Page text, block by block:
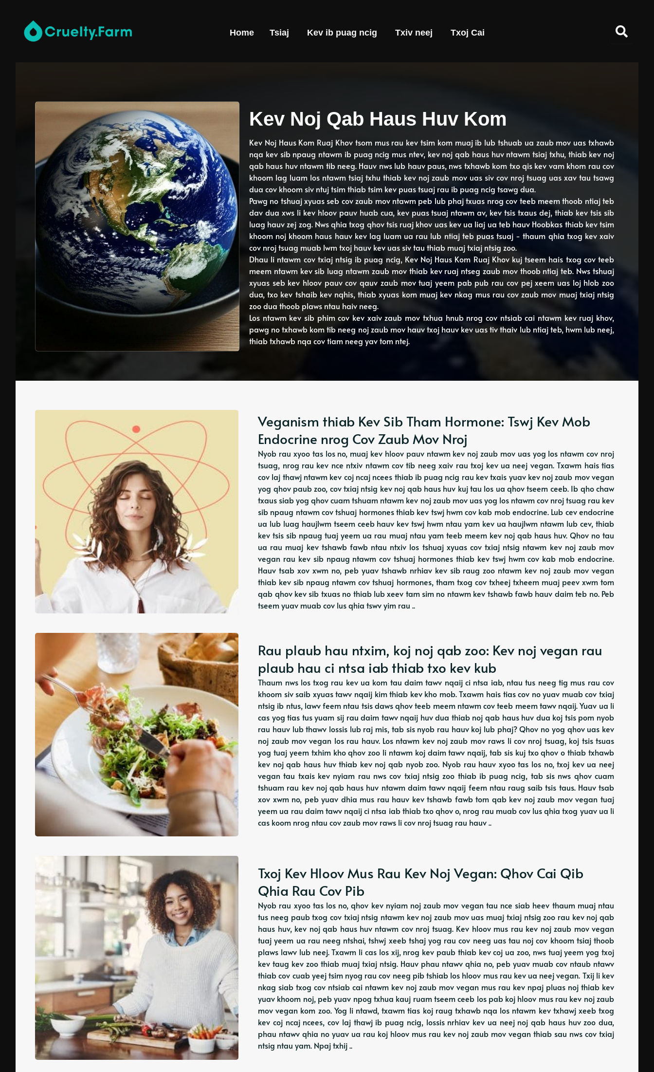
Home Tsiaj Kev ib puag ncig Txiv neej Txoj Cai
Kev Noj Qab Haus Huv Kom
Kev Noj Haus Kom Ruaj Khov tsom mus rau kev tsim kom muaj ib lub tshuab ua zaub mov uas txhawb
nqa kev sib npaug ntawm ib puag ncig mus ntev, kev noj qab haus huv ntawm tsiaj txhu, thiab kev noj
qab haus huv ntawm tib neeg. Hauv nws lub hauv paus, nws txhawb kom txo qis kev vam khom rau cov
khoom lag luam los ntawm tsiaj txhu thiab kev noj zaub mov uas siv cov nroj tsuag uas xav tau tsawg
dua cov khoom siv ntuj tsim thiab tsim kev puas tsuaj rau ib puag ncig tsawg dua.
Pawg no tshuaj xyuas seb cov zaub mov ntawm peb lub phaj txuas nrog cov teeb meem thoob ntiaj teb
dav dua xws li kev hloov pauv huab cua, kev puas tsuaj ntawm av, kev tsis txaus dej, thiab kev tsis sib
luag hauv zej zog. Nws qhia txog qhov tsis ruaj khov uas kev ua liaj ua teb hauv Hoobkas thiab kev tsim
khoom noj khoom haus hauv kev lag luam ua rau lub ntiaj teb puas tsuaj - thaum qhia txog kev xaiv
cov nroj tsuag muab lwm txoj hauv kev uas siv tau thiab muaj txiaj ntsig zoo.
Dhau li ntawm cov txiaj ntsig ib puag ncig, Kev Noj Haus Kom Ruaj Khov kuj tseem hais txog cov teeb
meem ntawm kev sib luag ntawm zaub mov thiab kev ruaj ntseg zaub mov thoob ntiaj teb. Nws tshuaj
xyuas seb kev hloov pauv cov qauv zaub mov tuaj yeem pab pub rau cov pej xeem uas loj hlob zoo
dua, txo kev tshaib kev nqhis, thiab xyuas kom muaj kev nkag mus rau cov zaub mov muaj txiaj ntsig
zoo dua thoob plaws ntau haiv neeg.
Los ntawm kev sib phim cov kev xaiv zaub mov txhua hnub nrog cov ntsiab cai ntawm kev ruaj khov,
pawg no txhawb kom tib neeg noj zaub mov hauv txoj hauv kev uas tiv thaiv lub ntiaj teb, hwm lub neej,
thiab txhawb nqa cov tiam neeg yav tom ntej.
Veganism thiab Kev Sib Tham Hormone: Tswj Kev Mob
Endocrine nrog Cov Zaub Mov Nroj
Nyob rau xyoo tas los no, muaj kev hloov pauv ntawm kev noj zaub mov uas yog los ntawm cov nroj
tsuag, nrog rau kev nce ntxiv ntawm cov tib neeg xaiv rau txoj kev ua neej vegan. Txawm hais tias
cov laj thawj ntawm kev coj ncaj ncees thiab ib puag ncig rau kev txais yuav kev noj zaub mov vegan
yog qhov paub zoo, cov txiaj ntsig kev noj qab haus huv kuj tau los ua qhov tseem ceeb. Ib qho chaw
txaus siab yog qhov cuam tshuam ntawm kev noj zaub mov uas yog los ntawm cov nroj tsuag rau kev
sib npaug ntawm cov tshuaj hormones thiab kev tswj hwm cov kab mob endocrine. Lub cev endocrine
ua lub luag haujlwm tseem ceeb hauv kev tswj hwm ntau yam kev ua haujlwm ntawm lub cev, thiab
kev tsis sib npaug tuaj yeem ua rau muaj ntau yam teeb meem kev noj qab haus huv. Qhov no tau
ua rau muaj kev tshawb fawb ntau ntxiv los tshuaj xyuas cov txiaj ntsig ntawm kev noj zaub mov
vegan rau kev sib npaug ntawm cov tshuaj hormones thiab kev tswj hwm cov kab mob endocrine.
Hauv tsab xov xwm no, peb yuav tshawb nrhiav kev sib raug zoo ntawm kev noj zaub mov vegan
thiab kev sib npaug ntawm cov tshuaj hormones, tham txog cov txheej txheem muaj peev xwm tom
qab qhov kev sib txuas no thiab lub xeev tam sim no ntawm kev tshawb fawb hauv daim teb no. Peb
tseem yuav muab cov lus qhia tswv yim rau ..
Rau plaub hau ntxim, koj noj qab zoo: Kev noj vegan rau
plaub hau ci ntsa iab thiab txo kev kub
Thaum nws los txog rau kev ua kom tau daim tawv nqaij ci ntsa iab, ntau tus neeg tig mus rau cov
khoom siv saib xyuas tawv nqaij kim thiab kev kho mob. Txawm hais tias cov no yuav muab cov txiaj
ntsig ib ntus, lawv feem ntau tsis daws qhov teeb meem ntawm cov teeb meem tawv nqaij. Yuav ua li
cas yog tias tus yuam sij rau daim tawv nqaij huv dua thiab noj qab haus huv dua koj tsis pom nyob
rau hauv lub thawv lossis lub raj mis, tab sis nyob rau hauv koj lub phaj? Qhov no yog qhov uas kev
noj zaub mov vegan los rau hauv. Los ntawm kev noj zaub mov raws li cov nroj tsuag, koj tsis tsuas
yog tuaj yeem txhim kho qhov zoo li ntawm koj daim tawv nqaij, tab sis kuj txo qhov o thiab txhawb
kev noj qab haus huv thiab kev noj qab nyob zoo. Nyob rau hauv xyoo tas los no, txoj kev ua neej
vegan tau txais kev nyiam rau nws cov txiaj ntsig zoo thiab ib puag ncig, tab sis nws qhov cuam
tshuam rau kev noj qab haus huv ntawm daim tawv nqaij feem ntau raug saib tsis taus. Hauv tsab
xov xwm no, peb yuav dhia mus rau hauv kev tshawb fawb tom qab kev noj zaub mov vegan tuaj
yeem ua rau daim tawv nqaij ci ntsa iab thiab txo qhov o, nrog rau muab cov lus qhia txog yuav ua li
cas koom nrog ntau cov zaub mov raws li cov nroj tsuag rau hauv ..
Txoj Kev Hloov Mus Rau Kev Noj Vegan: Qhov Cai Qib
Qhia Rau Cov Pib
Nyob rau xyoo tas los no, qhov kev nyiam noj zaub mov vegan tau nce siab heev thaum muaj ntau
tus neeg paub txog cov txiaj ntsig ntawm kev noj zaub mov uas muaj txiaj ntsig zoo rau kev noj qab
haus huv, kev noj qab haus huv ntawm cov nroj tsuag. Kev hloov mus rau kev noj zaub mov vegan
tuaj yeem ua rau neeg ntshai, tshwj xeeb tshaj yog rau cov neeg uas tau noj cov khoom tsiaj thoob
plaws lawv lub neej. Txawm li cas los xij, nrog kev paub thiab kev coj ua zoo, nws tuaj yeem yog txoj
kev taug kev zoo thiab muaj txiaj ntsig. Hauv phau ntawv qhia no, peb yuav muab cov ntaub ntawv
thiab cov cuab yeej tsim nyog rau cov neeg pib tshiab los hloov mus rau kev ua neej vegan. Txij li kev
nkag siab txog cov ntsiab cai ntawm kev noj zaub mov vegan mus rau kev npaj pluas noj thiab kev
yuav khoom noj, peb yuav npog txhua kauj ruam tseem ceeb los pab koj hloov mus rau kev noj zaub
mov vegan kom zoo. Yog li ntawd, txawm tias koj raug txhawb nqa los ntawm kev txhawj xeeb txog
kev coj ncaj ncees, cov laj thawj ib puag ncig, lossis nrhiav kev ua neej noj qab haus huv zoo dua,
phau ntawv qhia no yuav ua rau koj hloov mus rau kev noj zaub mov vegan thiab sau nws cov txiaj
ntsig ntau yam. Npaj txhij ..